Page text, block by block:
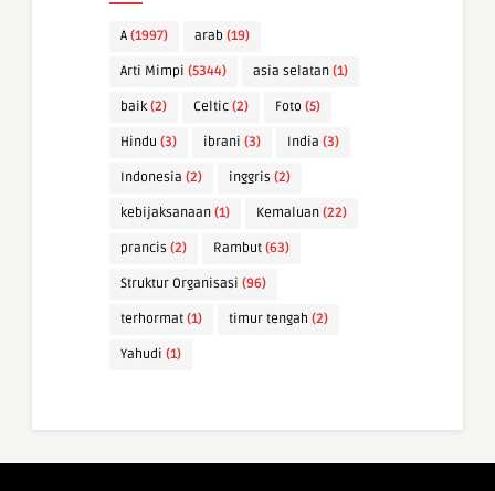
A (1997) arab (19)
Arti Mimpi (5344) asia selatan (1)
baik (2) Celtic (2) Foto (5)
Hindu (3) ibrani (3) India (3)
Indonesia (2) inggris (2)
kebijaksanaan (1) Kemaluan (22)
prancis (2) Rambut (63)
Struktur Organisasi (96)
terhormat (1) timur tengah (2)
Yahudi (1)